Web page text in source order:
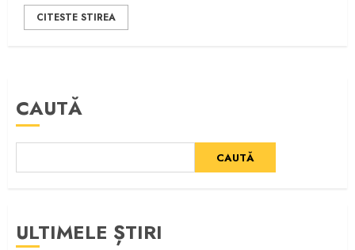
CITESTE STIREA
CAUTĂ
CAUTĂ
ULTIMELE ȘTIRI